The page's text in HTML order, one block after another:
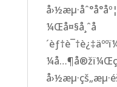
¼Œå¤§å¸ˆå